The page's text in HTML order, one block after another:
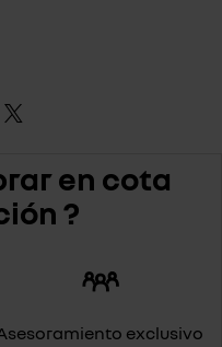
en cota
?
exclusivo